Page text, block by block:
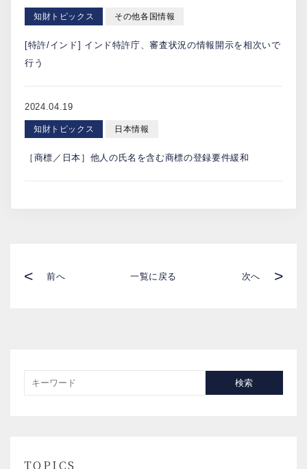
知財トピックス その他各国情報
[特許/インド] インド特許庁、審査状況の情報開示を相次いで
行う
2024.04.19
知財トピックス 日本情報
［商標／日本］他人の氏名を含む商標の登録要件緩和
< 前へ 一覧に戻る 次へ >
検索
TOPICS